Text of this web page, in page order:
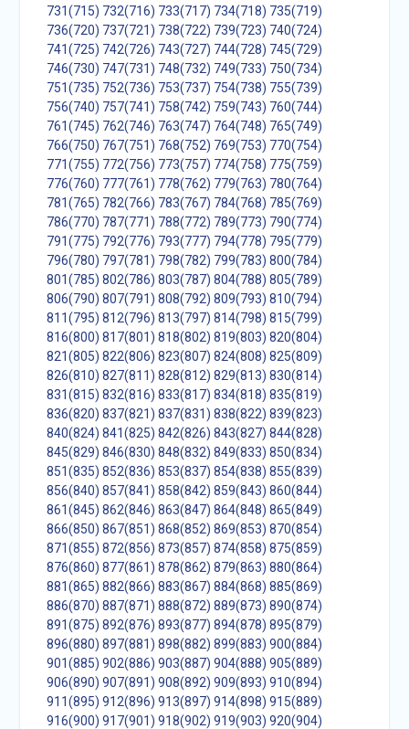
731(715) 732(716) 733(717) 734(718) 735(719)
736(720) 737(721) 738(722) 739(723) 740(724)
741(725) 742(726) 743(727) 744(728) 745(729)
746(730) 747(731) 748(732) 749(733) 750(734)
751(735) 752(736) 753(737) 754(738) 755(739)
756(740) 757(741) 758(742) 759(743) 760(744)
761(745) 762(746) 763(747) 764(748) 765(749)
766(750) 767(751) 768(752) 769(753) 770(754)
771(755) 772(756) 773(757) 774(758) 775(759)
776(760) 777(761) 778(762) 779(763) 780(764)
781(765) 782(766) 783(767) 784(768) 785(769)
786(770) 787(771) 788(772) 789(773) 790(774)
791(775) 792(776) 793(777) 794(778) 795(779)
796(780) 797(781) 798(782) 799(783) 800(784)
801(785) 802(786) 803(787) 804(788) 805(789)
806(790) 807(791) 808(792) 809(793) 810(794)
811(795) 812(796) 813(797) 814(798) 815(799)
816(800) 817(801) 818(802) 819(803) 820(804)
821(805) 822(806) 823(807) 824(808) 825(809)
826(810) 827(811) 828(812) 829(813) 830(814)
831(815) 832(816) 833(817) 834(818) 835(819)
836(820) 837(821) 837(831) 838(822) 839(823)
840(824) 841(825) 842(826) 843(827) 844(828)
845(829) 846(830) 848(832) 849(833) 850(834)
851(835) 852(836) 853(837) 854(838) 855(839)
856(840) 857(841) 858(842) 859(843) 860(844)
861(845) 862(846) 863(847) 864(848) 865(849)
866(850) 867(851) 868(852) 869(853) 870(854)
871(855) 872(856) 873(857) 874(858) 875(859)
876(860) 877(861) 878(862) 879(863) 880(864)
881(865) 882(866) 883(867) 884(868) 885(869)
886(870) 887(871) 888(872) 889(873) 890(874)
891(875) 892(876) 893(877) 894(878) 895(879)
896(880) 897(881) 898(882) 899(883) 900(884)
901(885) 902(886) 903(887) 904(888) 905(889)
906(890) 907(891) 908(892) 909(893) 910(894)
911(895) 912(896) 913(897) 914(898) 915(889)
916(900) 917(901) 918(902) 919(903) 920(904)